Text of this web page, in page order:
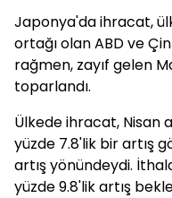
Japonya'da ihracat,
ortağı olan ABD ve
rağmen, zayıf gelen
toparlandı.
Ülkede ihracat, Nisan
yüzde 7.8'lik bir artış
artış yönündeydi.
yüzde 9.8'lik artış